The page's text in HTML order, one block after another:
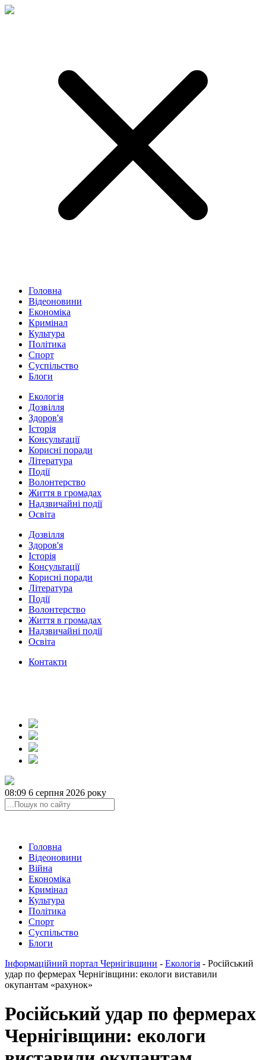
Головна
Відеоновини
Економіка
Кримінал
Культура
Політика
Спорт
Суспільство
Блоги
Екологія
Дозвілля
Здоров'я
Історія
Консультації
Корисні поради
Література
Події
Волонтерство
Життя в громадах
Надзвичайні події
Освіта
Дозвілля
Здоров'я
Історія
Консультації
Корисні поради
Література
Події
Волонтерство
Життя в громадах
Надзвичайні події
Освіта
Контакти
08:09 6 серпня 2026 року
Головна
Відеоновини
Війна
Економіка
Кримінал
Культура
Політика
Спорт
Суспільство
Блоги
Інформаційний портал Чернігівщини - Екологія - Російський
удар по фермерах Чернігівщини: екологи виставили
окупантам «рахунок»
Російський удар по фермерах
Чернігівщини: екологи